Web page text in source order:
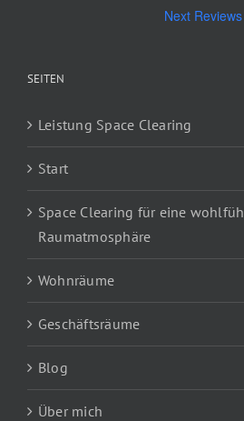
Next Reviews
SEITEN
Leistung Space Clearing
Start
Space Clearing für eine
Raumatmosphäre
Wohnräume
Geschäftsräume
Blog
Über mich